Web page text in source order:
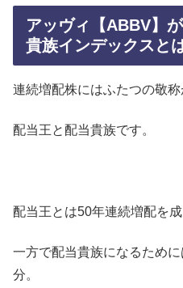
アッヴィ【ABBV】
貴族インデックスと
連続増配株にはふたつの敬称
配当王と配当貴族です。
配当王とは50年連続増配を成
一方で配当貴族になるため
分。